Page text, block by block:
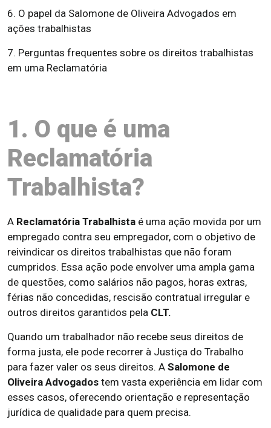
6. O papel da Salomone de Oliveira Advogados em
ações trabalhistas
7. Perguntas frequentes sobre os direitos trabalhistas
em uma Reclamatória
1. O que é uma
Reclamatória
Trabalhista?
A Reclamatória Trabalhista é uma ação movida por um
empregado contra seu empregador, com o objetivo de
reivindicar os direitos trabalhistas que não foram
cumpridos. Essa ação pode envolver uma ampla gama
de questões, como salários não pagos, horas extras,
férias não concedidas, rescisão contratual irregular e
outros direitos garantidos pela CLT.
Quando um trabalhador não recebe seus direitos de
forma justa, ele pode recorrer à Justiça do Trabalho
para fazer valer os seus direitos. A Salomone de
Oliveira Advogados tem vasta experiência em lidar com
esses casos, oferecendo orientação e representação
jurídica de qualidade para quem precisa.